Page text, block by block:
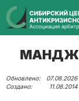
07.08.2026
11.08.2014